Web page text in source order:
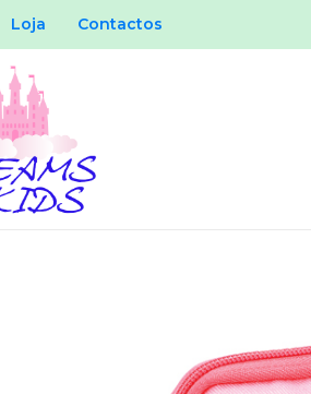
Loja Contactos